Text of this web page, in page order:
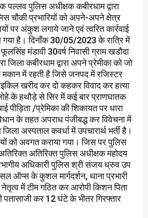
पल्लव पुलिस अधीक्षक कबीरधाम द्वारा
चौकी प्रभारियों को अपने-अपने क्षेत्र
पर अंकुश लगाये जाने एवं त्वरित कार्रवाई
गया है। दिनॉंक 30/05/2023 के रात्रि में
मंडावी 30वर्ष निवासी ग्राम खडौदा
जिला कबीरधाम द्वारा अपने प्रेमीका को जो
मकान में रहती है जिसे जनपद में रजिस्टर
खरीद कर दो कहकर विवाद कर हत्या
के हथौड़े से सिर में कई बार प्राणघातक
पीड़िता /प्रेमिका की शिकायत पर धारा
के तहत अपराध पंजीबद्ध कर विवेचना में
जिला अस्पताल कवर्धा में उपचारार्थ भर्ती है।
को अवगत कराया गया। जिस पर पुलिस
अतिरिक्त पुलिस अधीक्षक महोदय
अधिकारी पुलिस श्री संजय ध्रुव उप
ऑप्स के कुशल मार्गदर्शन, थाना प्रभारी
नेतृत्व में टीम गठित कर आरोपी किशन पिता
पतासाजी कर 12 घंटे के भीतर गिरफ्तार